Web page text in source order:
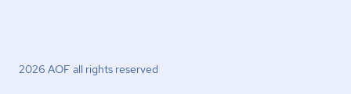
2026 AOF all rights reserved